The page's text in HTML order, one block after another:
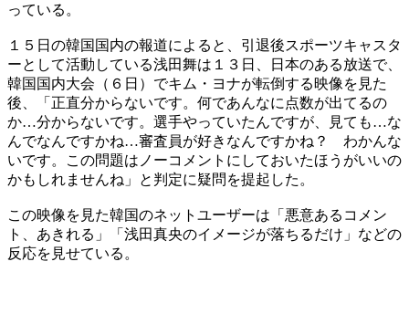
っている。
１５日の韓国国内の報道によると、引退後スポーツキャスタ
ーとして活動している浅田舞は１３日、日本のある放送で、
韓国国内大会（６日）でキム・ヨナが転倒する映像を見た
後、「正直分からないです。何であんなに点数が出てるの
か…分からないです。選手やっていたんですが、見ても…な
んでなんですかね…審査員が好きなんですかね？ わかんな
いです。この問題はノーコメントにしておいたほうがいいの
かもしれませんね」と判定に疑問を提起した。
この映像を見た韓国のネットユーザーは「悪意あるコメン
ト、あきれる」「浅田真央のイメージが落ちるだけ」などの
反応を見せている。